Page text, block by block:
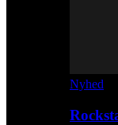
Nyhed